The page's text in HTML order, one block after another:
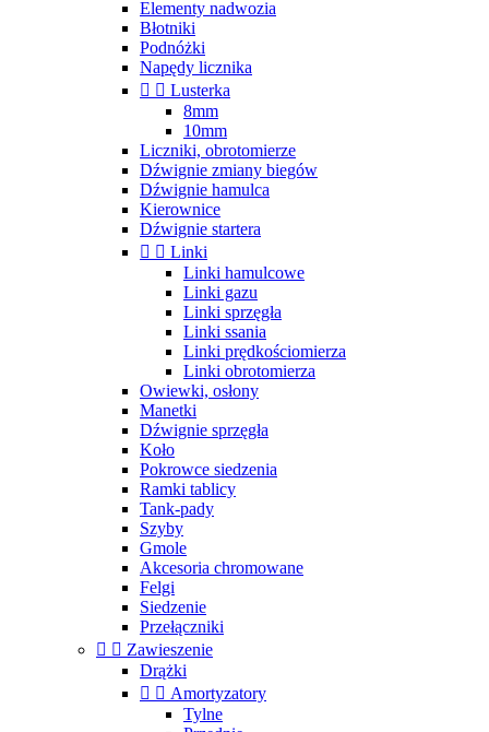
Elementy nadwozia
Błotniki
Podnóżki
Napędy licznika
  Lusterka
8mm
10mm
Liczniki, obrotomierze
Dźwignie zmiany biegów
Dźwignie hamulca
Kierownice
Dźwignie startera
  Linki
Linki hamulcowe
Linki gazu
Linki sprzęgła
Linki ssania
Linki prędkościomierza
Linki obrotomierza
Owiewki, osłony
Manetki
Dźwignie sprzęgła
Koło
Pokrowce siedzenia
Ramki tablicy
Tank-pady
Szyby
Gmole
Akcesoria chromowane
Felgi
Siedzenie
Przełączniki
  Zawieszenie
Drążki
  Amortyzatory
Tylne